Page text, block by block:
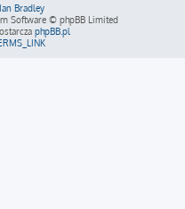
Ian Bradley
Software © phpBB Limited
phpBB.pl